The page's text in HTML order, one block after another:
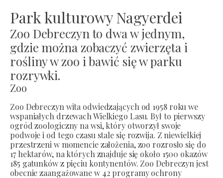
Park kulturowy Nagyerdei
Zoo Debreczyn to dwa w jednym,
gdzie można zobaczyć zwierzęta i
rośliny w zoo i bawić się w parku
rozrywki.
Zoo
Zoo Debreczyn wita odwiedzających od 1958 roku we
wspaniałych drzewach Wielkiego Lasu. Był to pierwszy
ogród zoologiczny na wsi, który otworzył swoje
podwoje i od tego czasu stale się rozwija. Z niewielkiej
przestrzeni w momencie założenia, zoo rozrosło się do
17 hektarów, na których znajduje się około 1500 okazów
185 gatunków z pięciu kontynentów. Zoo Debreczyn jest
obecnie zaangażowane w 42 programy ochrony